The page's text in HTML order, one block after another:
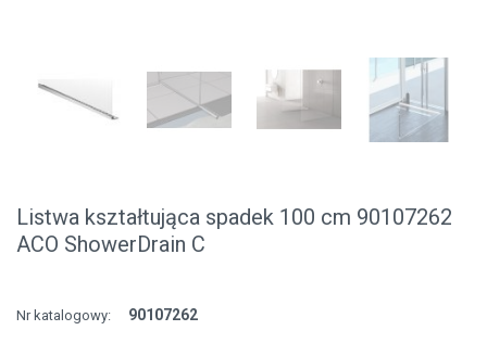
Listwa kształtująca spadek 100 cm 90107262
ACO ShowerDrain C
Nr katalogowy: 90107262